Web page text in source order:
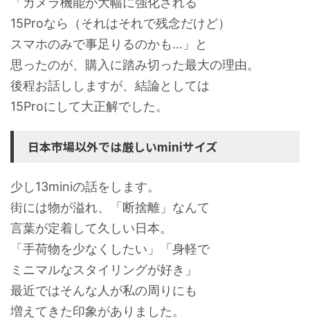
15Proなら（それはそれで残念だけど）
スマホのみで事足りるのかも…」と
思ったのが、購入に踏み切った最大の理由。
後程お話ししますが、結論としては
15Proにして大正解でした。
日本市場以外では厳しいminiサイズ
少し13miniの話をします。
街には物が溢れ、「断捨離」なんて
言葉が定着して久しい日本。
「手荷物を少なくしたい」「身軽で
ミニマルなスタイリングが好き」
最近ではそんな人が私の周りにも
増えてきた印象がありました。